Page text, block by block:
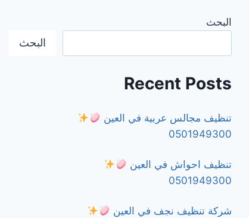
البحث
البحث
Recent Posts
تنظيف مجالس عربية في العين
0501949300
تنظيف احواش في العين
0501949300
شركة تنظيف نجف في العين